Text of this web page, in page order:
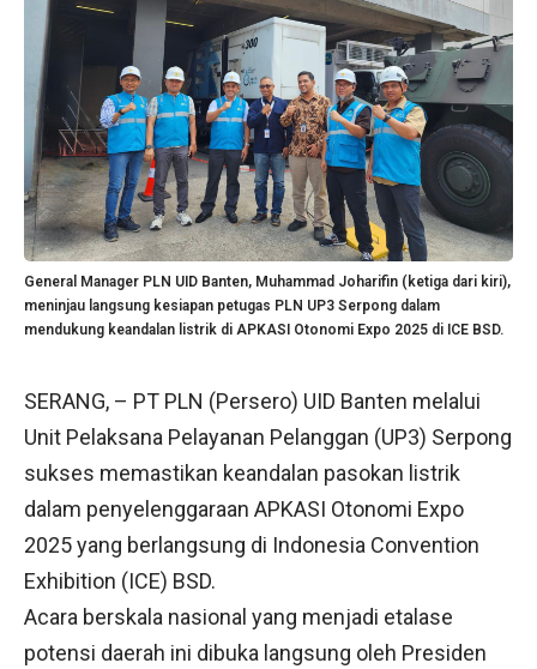
General Manager PLN UID Banten, Muhammad Joharifin (ketiga dari kiri),
meninjau langsung kesiapan petugas PLN UP3 Serpong dalam
mendukung keandalan listrik di APKASI Otonomi Expo 2025 di ICE BSD.
SERANG, – PT PLN (Persero) UID Banten melalui
Unit Pelaksana Pelayanan Pelanggan (UP3) Serpong
sukses memastikan keandalan pasokan listrik
dalam penyelenggaraan APKASI Otonomi Expo
2025 yang berlangsung di Indonesia Convention
Exhibition (ICE) BSD.
Acara berskala nasional yang menjadi etalase
potensi daerah ini dibuka langsung oleh Presiden